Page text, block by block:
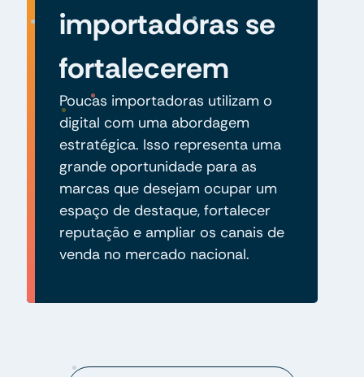
importadoras se
fortalecerem
Poucas importadoras utilizam o
digital com uma abordagem
estratégica. Isso representa uma
grande oportunidade para as
marcas que desejam ocupar um
espaço de destaque, fortalecer
reputação e ampliar os canais de
venda no mercado nacional.